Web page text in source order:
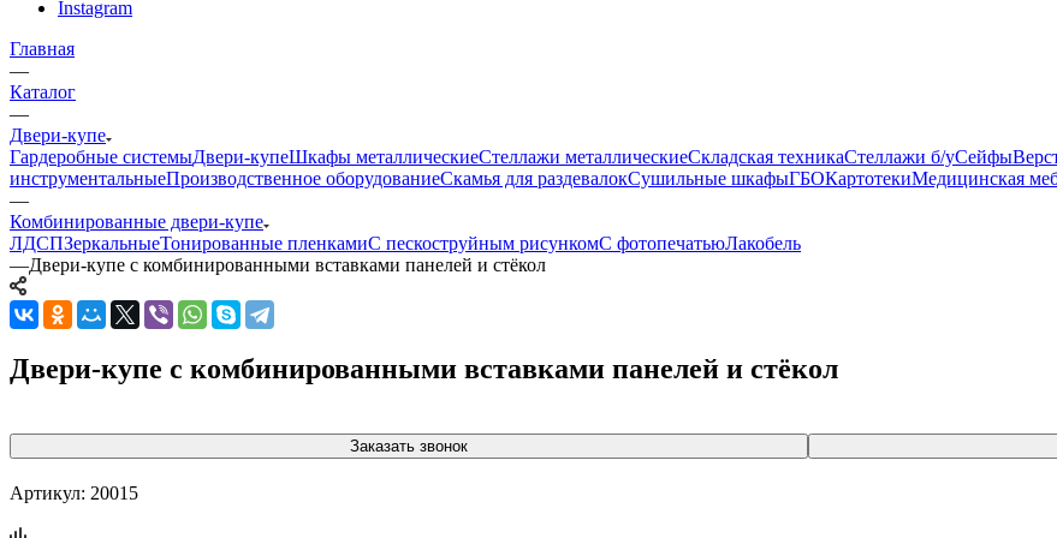
Instagram
Главная
—
Каталог
—
Двери-купе
Гардеробные системыДвери-купеШкафы металлическиеСтеллажи металлическиеСкладская техникаСтеллажи б/уСейфы
инструментальныеПроизводственное оборудованиеСкамья для раздевалокСушильные шкафыГБОКартотекиМедицинская
—
Комбинированные двери-купе
ЛДСПЗеркальныеТонированные пленкамиС пескоструйным рисункомС фотопечатьюЛакобель
—Двери-купе с комбинированными вставками панелей и стёкол
Двери-купе с комбинированными вставками панелей и стёкол
Заказать звонок
Артикул: 20015